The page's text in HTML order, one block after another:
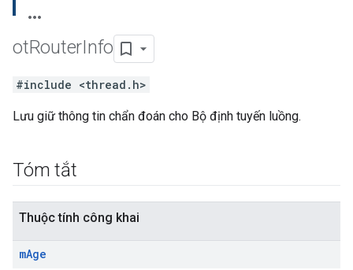
otRouterInfo
#include <thread.h>
Lưu giữ thông tin chẩn đoán cho Bộ định tuyến luồng.
Tóm tắt
Thuộc tính công khai
mAge